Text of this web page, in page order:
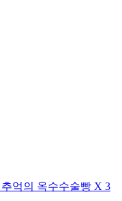
억의 옥수수술빵 X 3